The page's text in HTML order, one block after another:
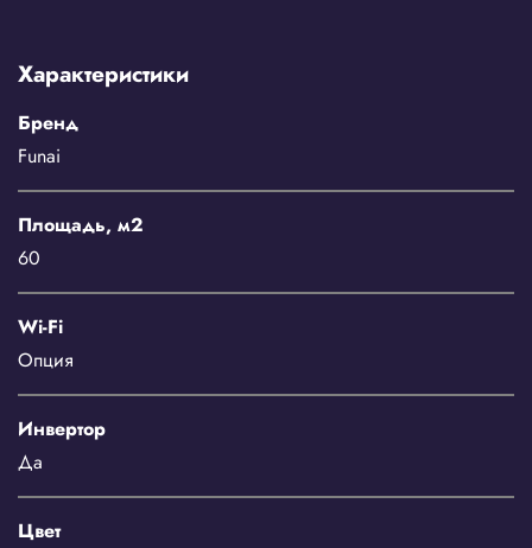
Характеристики
Бренд
Funai
Площадь, м2
60
Wi-Fi
Опция
Инвертор
Да
Цвет